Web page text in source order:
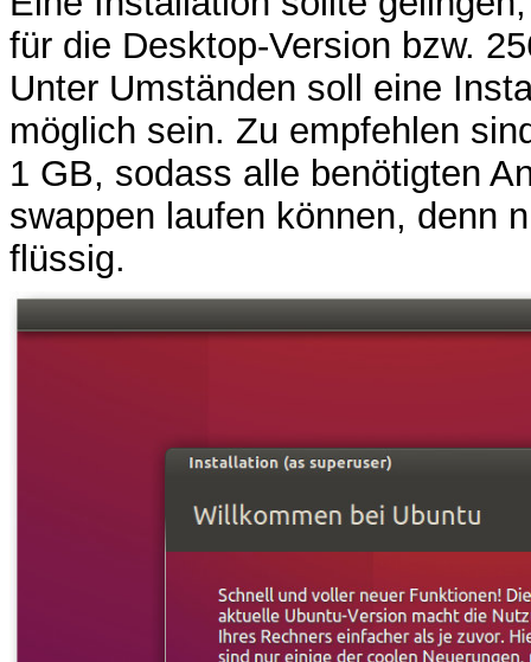
für die Desktop-Version bzw.
Unter Umständen soll eine
möglich sein. Zu empfehlen
1 GB, sodass alle benötigten
swappen laufen können, denn
flüssig.